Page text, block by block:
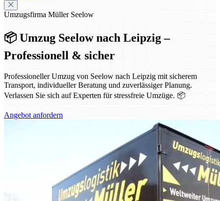
Umzugsfirma Müller Seelow
📦 Umzug Seelow nach Leipzig –
Professionell & sicher
Professioneller Umzug von Seelow nach Leipzig mit sicherem
Transport, individueller Beratung und zuverlässiger Planung.
Verlassen Sie sich auf Experten für stressfreie Umzüge. 📦
Angebot anfordern